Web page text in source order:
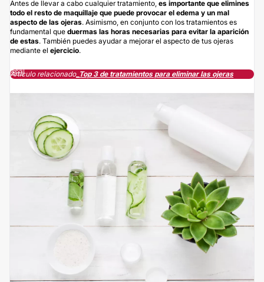
Antes de llevar a cabo cualquier tratamiento, es importante que elimines
todo el resto de maquillaje que puede provocar el edema y un mal
aspecto de las ojeras. Asimismo, en conjunto con los tratamientos es
fundamental que duermas las horas necesarias para evitar la aparición
de estas. También puedes ayudar a mejorar el aspecto de tus ojeras
mediante el ejercicio.
Artículo relacionado_ Top 3 de tratamientos para eliminar las ojeras